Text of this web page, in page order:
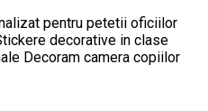
pentru petetii oficiilor
decorative in clase
Decoram camera copiilor